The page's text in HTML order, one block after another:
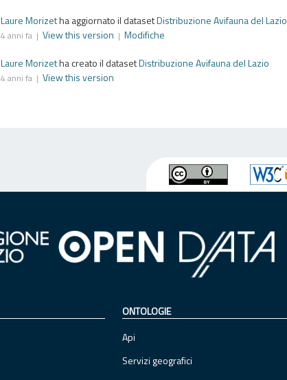
Laure Morizetha aggiornato il datasetDistribuzione Avifauna del Lazio
4 anni fa | View this version | Modifiche
Laure Morizetha creato il datasetDistribuzione Avifauna del Lazio
4 anni fa | View this version
ONTOLOGIE
Api
Servizi geografici